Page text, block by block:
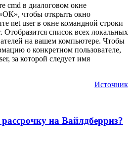
cmd в диалоговом окне
чтобы открыть окно
net user в окне командной строки
список всех локальных
на вашем компьютере. Чтобы
о конкретном пользователе,
за которой следует имя
Источник
на Вайлдберриз?